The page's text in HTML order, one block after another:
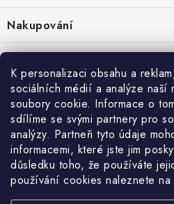
K personalizaci obsahu a
sociálních médií a analýze naší
soubory cookie. Informace o
sdílíme se svými partnery pro
analýzy. Partneři tyto údaje
informacemi, které jste jim
důsledku toho, že používáte
používání cookies naleznete na
p
a
Nakupování
Jak nakupovat
Obchodní podmínky
Doprava a platba
Cookies
Ochrana osobních údajú
Jak funguje Zásilkovna?
Reklamace / vrácení zboží
Použití Dárkové poukázky
O nás
Kontakty
Příběh Profigaráže
Služby
Velkoobchod Profigaráž.sk